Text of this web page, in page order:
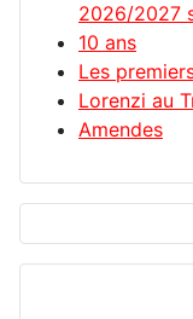
2026/2027
10 ans
Les
Lorenzi au
Amendes